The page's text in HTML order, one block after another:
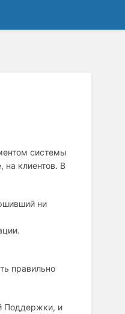
системы
на клиентов. В
ни
правильно
Поддержки, и